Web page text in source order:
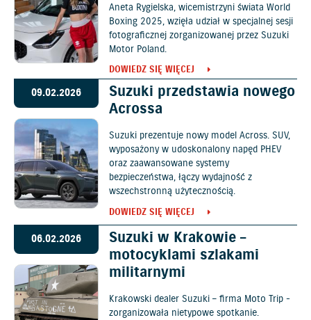
Aneta Rygielska, wicemistrzyni świata World
Boxing 2025, wzięła udział w specjalnej sesji
fotograficznej zorganizowanej przez Suzuki
Motor Poland.
DOWIEDZ SIĘ WIĘCEJ
09.02.2026
Suzuki przedstawia nowego
Acrossa
Suzuki prezentuje nowy model Across. SUV,
wyposażony w udoskonalony napęd PHEV
oraz zaawansowane systemy
bezpieczeństwa, łączy wydajność z
wszechstronną użytecznością.
DOWIEDZ SIĘ WIĘCEJ
06.02.2026
Suzuki w Krakowie –
motocyklami szlakami
militarnymi
Krakowski dealer Suzuki – firma Moto Trip -
zorganizowała nietypowe spotkanie.